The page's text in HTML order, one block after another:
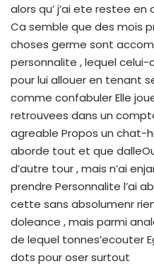
alors qu’ j’ai ete restee
Ca semble que des mois
choses germe sont
personnalite , lequel
pour lui allouer en tenant
comme confabuler Elle
retrouvees dans un
agreable Propos un chat-
aborde tout et que
d’autre tour , mais n’ai
prendre Personnalite l’ai
cette sans absolumenr
doleance , mais parmi
de lequel tonnes’ecouter
dots pour oser surtout